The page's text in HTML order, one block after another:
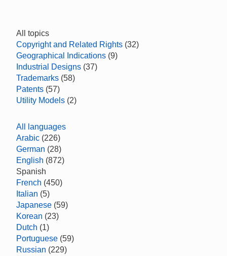
All topics
Copyright and Related Rights (32)
Geographical Indications (9)
Industrial Designs (37)
Trademarks (58)
Patents (57)
Utility Models (2)
All languages
Arabic (226)
German (28)
English (872)
Spanish
French (450)
Italian (5)
Japanese (59)
Korean (23)
Dutch (1)
Portuguese (59)
Russian (229)